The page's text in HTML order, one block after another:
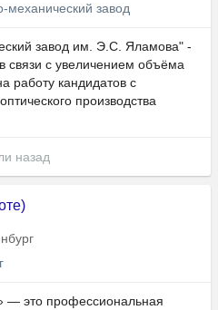
механический завод
завод им. Э.С. Яламова" -
связи с увеличением объёма
работу кандидатов с
производства
назад
профессиональная